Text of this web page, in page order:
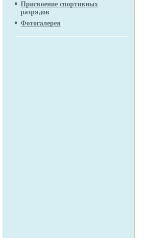
Присвоение спортивных
разрядов
Фотогалерея